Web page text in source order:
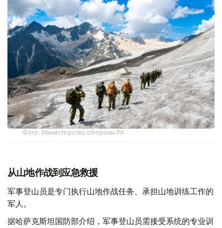
Фото: Министерство обороны РК
从山地作战到应急救援
军事登山员是专门执行山地作战任务、承担山地训练工作的
军人。
据哈萨克斯坦国防部介绍，军事登山员需接受系统的专业训